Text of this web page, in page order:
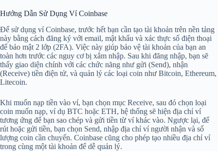
Hướng Dẫn Sử Dụng Ví Coinbase
Để sử dụng ví Coinbase, trước hết bạn cần tạo tài khoản trên nền tảng
này bằng cách đăng ký với email, mật khẩu và xác thực số điện thoại
để bảo mật 2 lớp (2FA). Việc này giúp bảo vệ tài khoản của bạn an
toàn hơn trước các nguy cơ bị xâm nhập. Sau khi đăng nhập, bạn sẽ
thấy giao diện chính với các chức năng như gửi (Send), nhận
(Receive) tiền điện tử, và quản lý các loại coin như Bitcoin, Ethereum,
Litecoin.
Khi muốn nạp tiền vào ví, bạn chọn mục Receive, sau đó chọn loại
coin muốn nạp, ví dụ BTC hoặc ETH, hệ thống sẽ hiện địa chỉ ví
tương ứng để bạn sao chép và gửi tiền từ ví khác vào. Ngược lại, để
rút hoặc gửi tiền, bạn chọn Send, nhập địa chỉ ví người nhận và số
lượng coin cần chuyển. Coinbase cũng cho phép tạo nhiều địa chỉ ví
trong cùng một tài khoản để dễ quản lý.